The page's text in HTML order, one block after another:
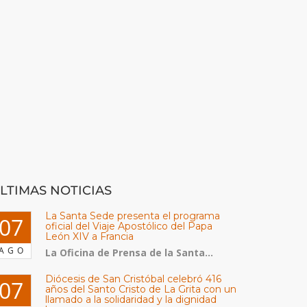
NOTICIAS
La Santa Sede presenta el programa
oficial del Viaje Apostólico del Papa
León XIV a Francia
La Oficina de Prensa de la Santa...
Diócesis de San Cristóbal celebró 416
años del Santo Cristo de La Grita con un
llamado a la solidaridad y la dignidad